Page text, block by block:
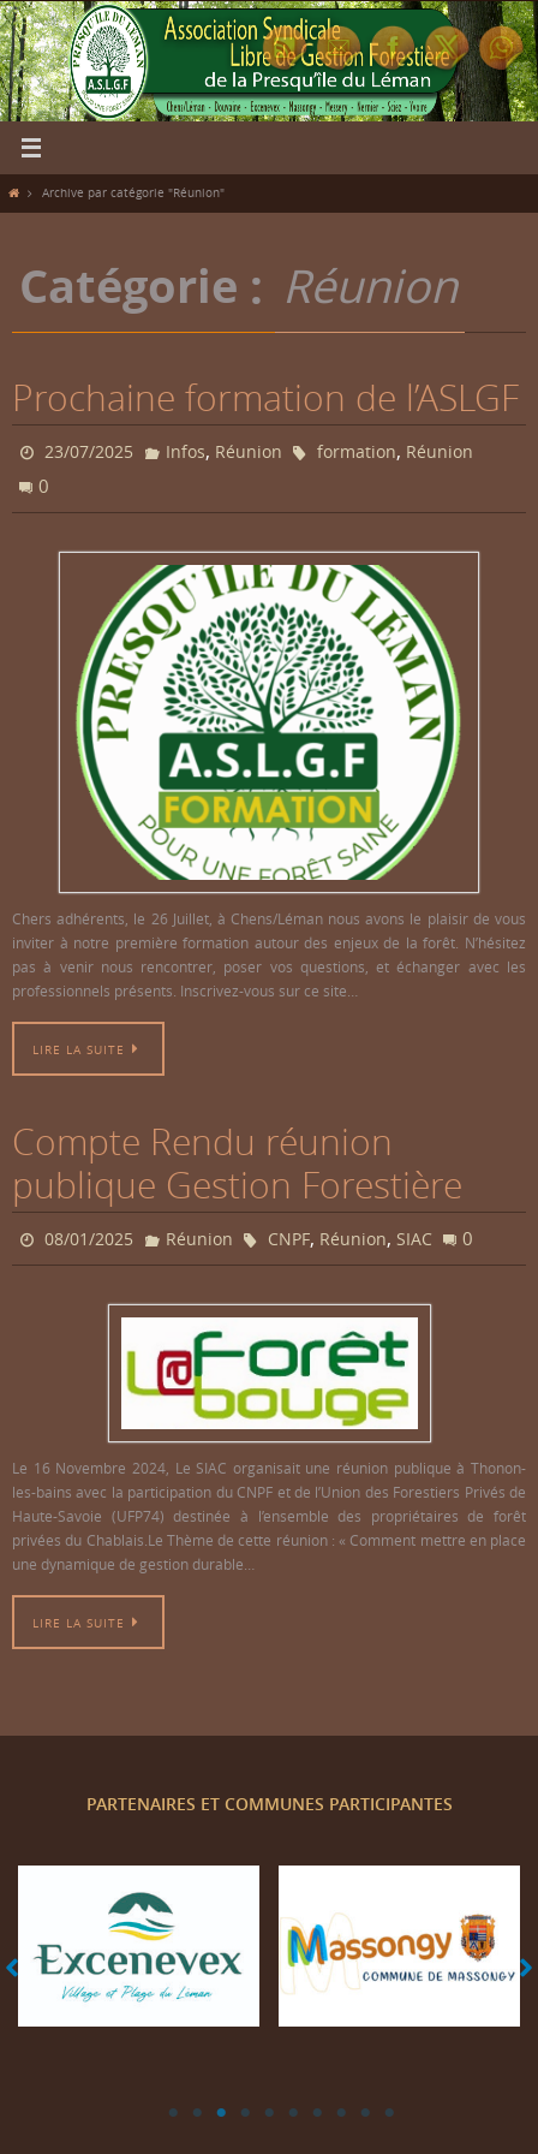
Passer
vers
le
contenu
HomeArchive par catégorie "Réunion"
Catégorie : Réunion
Prochaine formation de l’ASLGF
23/07/2025 Infos, Réunion formation, Réunion
0
Chers adhérents, le 26 Juillet, à Chens/Léman nous avons le plaisir de vous
inviter à notre première formation autour des enjeux de la forêt. N’hésitez
pas à venir nous rencontrer, poser vos questions, et échanger avec les
professionnels présents. Inscrivez-vous sur ce site…
LIRE LA SUITE
Compte Rendu réunion
publique Gestion Forestière
08/01/2025 Réunion CNPF, Réunion, SIAC 0
Le 16 Novembre 2024, Le SIAC organisait une réunion publique à Thonon-
les-bains avec la participation du CNPF et de l’Union des Forestiers Privés de
Haute-Savoie (UFP74) destinée à l’ensemble des propriétaires de forêt
privées du Chablais.Le Thème de cette réunion : « Comment mettre en place
une dynamique de gestion durable…
LIRE LA SUITE
PARTENAIRES ET COMMUNES PARTICIPANTES
Mairie d'Excenevex Mairie de Massongy